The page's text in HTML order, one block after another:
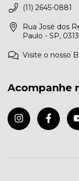
(11) 2645-0881
Rua José dos
Paulo - SP,
Visite o nosso
Acompanhe